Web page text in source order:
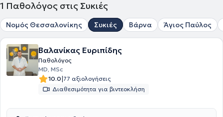
1 Παθολόγος στις Συκιές
Νομός Θεσσαλονίκης Συκιές Βάρνα Άγιος Παύλος
Βαλανίκας Ευριπίδης
Παθολόγος
MD, MSc
10.0|77 αξιολογήσεις
Διαθεσιμότητα για βιντεοκλήση